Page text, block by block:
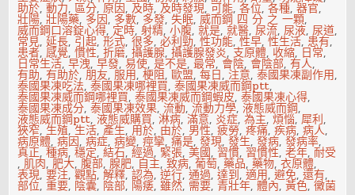
點
助於,動力,區分,原因,及時,及時發現,可能,各位,各種,器官,
壯陽,壯陽藥, 多因, 多數, 多發,失眠,威而鋼 四 分 之 一顆,
威而鋼口溶錠心得, 定時,射精,小腹,就是,就醫,尿流,尿液,尿道,
常見,延長, 引起,形式,很多,必利勁,性功能,性早,性生活, 患有,
患者,感覺,慣性,折磨,攝護腺,攝護腺發炎,支原體, 收縮, 日常,
日常生活,早洩,早發,易使,是不是,最常, 會陰, 會陰部,有人,
有助,有助於,朋友,服用,梗阻,歐盟,每日, 注意,泰國果凍副作用,
泰國果凍吃法,泰國果凍哪裡買,泰國果凍威而鋼ptt,
泰國果凍威而鋼哪裡買,泰國果凍威而鋼蝦皮,泰國果凍心得,
泰國果凍成分,泰國果凍效果,流動,流動力學,液態威而鋼,
液態威而鋼ptt,液態威購買,淋病,滿意, 炎症,為主,煩惱,犀利,
狹窄,生殖,生活,產生, 用於, 由於, 男性,疲勞,疼痛,疾病,病人,
病原體,病因,病症,病變,痙攣,痛是,發現,發生,發病,發病率,
真正,種病,穩定,結石,經過, 緊張,美國, 習慣, 習慣性,老年,耐受
,肌肉,肥大,腹部,腺肥, 自主,致病,葡萄,藥品,藥物,衣原體,
表現,要注,觀點,解釋,認為,逆行,通過,達到,適用,避免,還有,
部位,重要, 陰囊, 陰部, 陽痿,雖然, 需要,青壯年,體內,黃色,黴菌